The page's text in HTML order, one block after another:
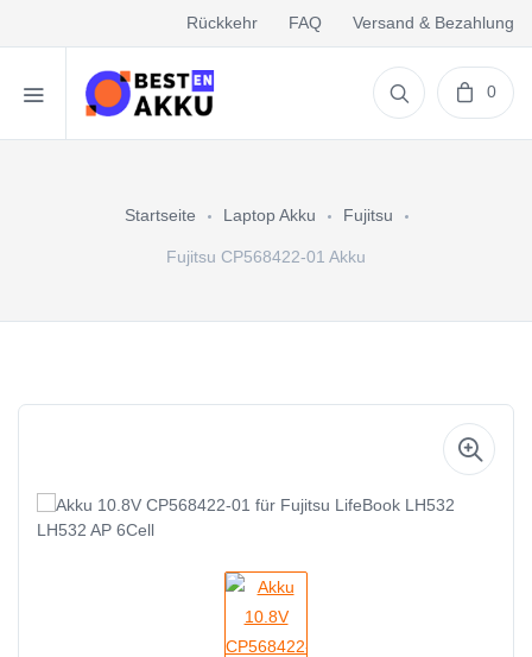
Rückkehr FAQ Versand & Bezahlung
0
Startseite Laptop Akku Fujitsu
Fujitsu CP568422-01 Akku